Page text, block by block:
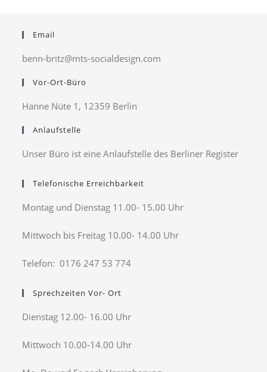
Email
benn-britz@mts-socialdesign.com
Vor-Ort-Büro
Hanne Nüte 1, 12359 Berlin
Anlaufstelle
Unser Büro ist eine Anlaufstelle des Berliner Register
Telefonische Erreichbarkeit
Montag und Dienstag 11.00- 15.00 Uhr
Mittwoch bis Freitag 10.00- 14.00 Uhr
Telefon: 0176 247 53 774
Sprechzeiten Vor- Ort
Dienstag 12.00- 16.00 Uhr
Mittwoch 10.00-14.00 Uhr